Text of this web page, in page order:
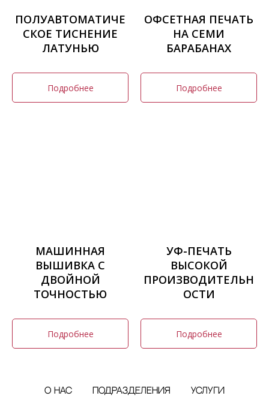
ПОЛУАВТОМАТИЧЕ
СКОЕ ТИСНЕНИЕ
ЛАТУНЬЮ
Подробнее
ОФСЕТНАЯ ПЕЧАТЬ
НА СЕМИ
БАРАБАНАХ
Подробнее
МАШИННАЯ
ВЫШИВКА С
ДВОЙНОЙ
ТОЧНОСТЬЮ
Подробнее
УФ-ПЕЧАТЬ
ВЫСОКОЙ
ПРОИЗВОДИТЕЛЬН
ОСТИ
Подробнее
О нас Подразделения Услуги